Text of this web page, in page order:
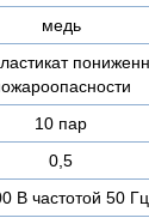
медь
10 пар
0,5
В частотой 50 Гц